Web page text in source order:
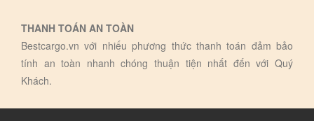
THANH TOÁN AN TOÀN
Bestcargo.vn với nhiếu phương thức thanh toán đảm bảo
tính an toàn nhanh chóng thuận tiện nhất đến với Quý
Khách.